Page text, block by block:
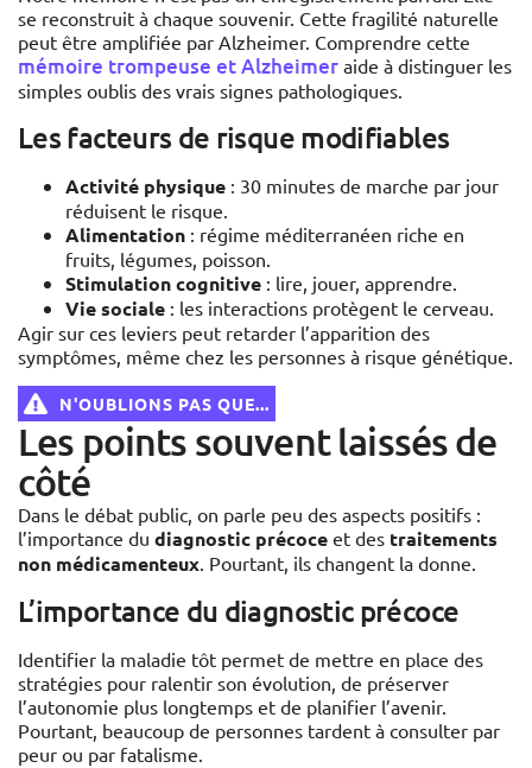
se reconstruit à chaque souvenir. Cette fragilité naturelle
peut être amplifiée par Alzheimer. Comprendre cette
mémoire trompeuse et Alzheimer aide à distinguer les
simples oublis des vrais signes pathologiques.
Les facteurs de risque modifiables
Activité physique : 30 minutes de marche par jour
réduisent le risque.
Alimentation : régime méditerranéen riche en
fruits, légumes, poisson.
Stimulation cognitive : lire, jouer, apprendre.
Vie sociale : les interactions protègent le cerveau.
Agir sur ces leviers peut retarder l’apparition des
symptômes, même chez les personnes à risque génétique.
N'OUBLIONS PAS QUE...
Les points souvent laissés de
côté
Dans le débat public, on parle peu des aspects positifs :
l’importance du diagnostic précoce et des traitements
non médicamenteux. Pourtant, ils changent la donne.
L’importance du diagnostic précoce
Identifier la maladie tôt permet de mettre en place des
stratégies pour ralentir son évolution, de préserver
l’autonomie plus longtemps et de planifier l’avenir.
Pourtant, beaucoup de personnes tardent à consulter par
peur ou par fatalisme.